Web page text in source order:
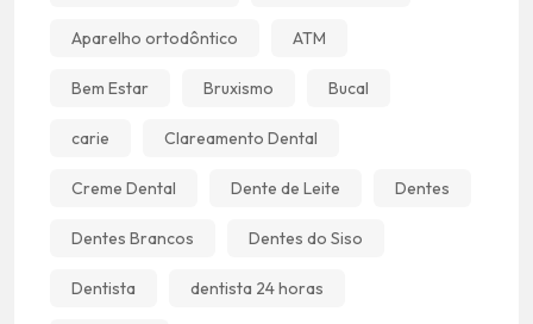
Aparelho ortodôntico ATM
Bem Estar Bruxismo Bucal
carie Clareamento Dental
Creme Dental Dente de Leite Dentes
Dentes Brancos Dentes do Siso
Dentista dentista 24 horas